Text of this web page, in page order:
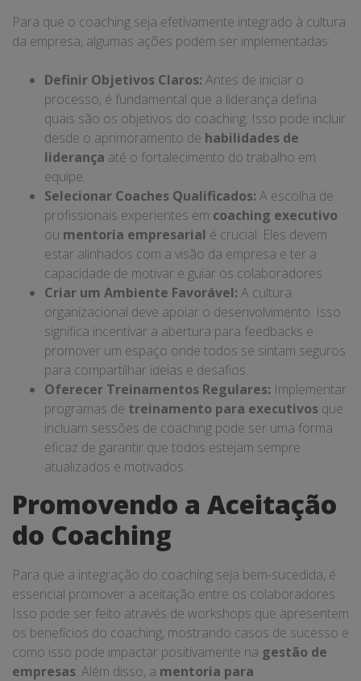
Para que o coaching seja efetivamente integrado à cultura
da empresa, algumas ações podem ser implementadas:
Definir Objetivos Claros: Antes de iniciar o
processo, é fundamental que a liderança defina
quais são os objetivos do coaching. Isso pode incluir
desde o aprimoramento de habilidades de
liderança até o fortalecimento do trabalho em
equipe.
Selecionar Coaches Qualificados: A escolha de
profissionais experientes em coaching executivo
ou mentoria empresarial é crucial. Eles devem
estar alinhados com a visão da empresa e ter a
capacidade de motivar e guiar os colaboradores.
Criar um Ambiente Favorável: A cultura
organizacional deve apoiar o desenvolvimento. Isso
significa incentivar a abertura para feedbacks e
promover um espaço onde todos se sintam seguros
para compartilhar ideias e desafios.
Oferecer Treinamentos Regulares: Implementar
programas de treinamento para executivos que
incluam sessões de coaching pode ser uma forma
eficaz de garantir que todos estejam sempre
atualizados e motivados.
Promovendo a Aceitação
do Coaching
Para que a integração do coaching seja bem-sucedida, é
essencial promover a aceitação entre os colaboradores.
Isso pode ser feito através de workshops que apresentem
os benefícios do coaching, mostrando casos de sucesso e
como isso pode impactar positivamente na gestão de
empresas. Além disso, a mentoria para